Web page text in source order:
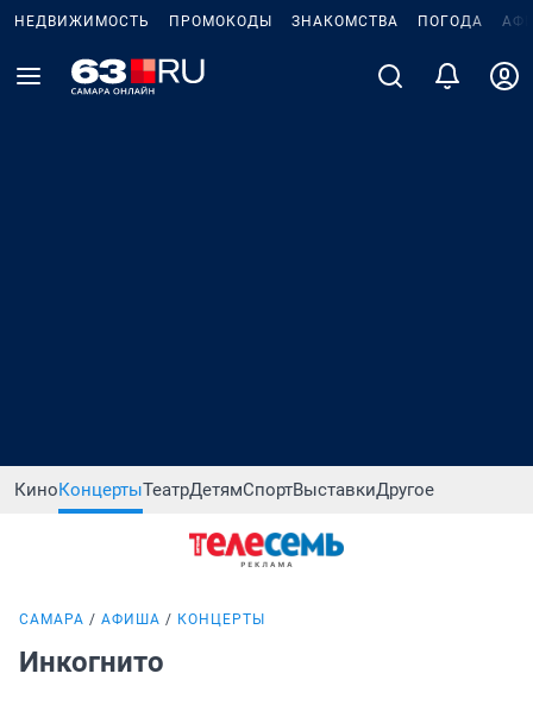
НЕДВИЖИМОСТЬ ПРОМОКОДЫ ЗНАКОМСТВА ПОГОДА
КиноКонцертыТеатрДетямСпортВыставкиДругое
САМАРА АФИША КОНЦЕРТЫ
Инкогнито